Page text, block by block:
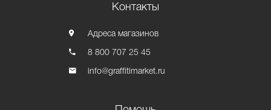
Контакты
Адреса магазинов
8 800 707 25 45
info@graffitimarket.ru